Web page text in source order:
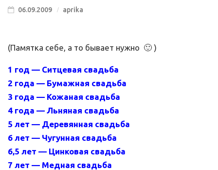
06.09.2009 aprika
(Памятка себе, а то бывает нужно 🙂 )
1 год — Ситцевая свадьба
2 года — Бумажная свадьба
3 года — Кожаная свадьба
4 года — Льняная свадьба
5 лет — Деревянная свадьба
6 лет — Чугунная свадьба
6,5 лет — Цинковая свадьба
7 лет — Медная свадьба